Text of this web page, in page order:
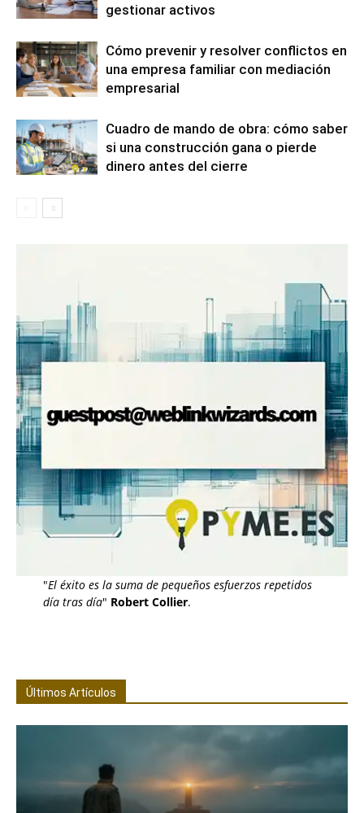
gestionar activos
Cómo prevenir y resolver conflictos en
una empresa familiar con mediación
empresarial
Cuadro de mando de obra: cómo saber
si una construcción gana o pierde
dinero antes del cierre
"El éxito es la suma de pequeños esfuerzos repetidos
día tras día" Robert Collier.
Últimos Artículos